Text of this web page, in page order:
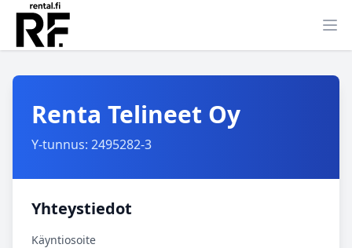
Renta Telineet Oy
Y-tunnus: 2495282-3
Yhteystiedot
Käyntiosoite